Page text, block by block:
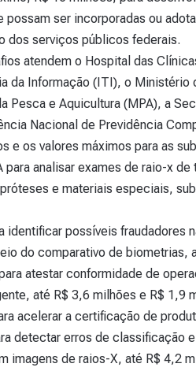
possam ser incorporadas ou
dos serviços públicos federais.
atendem o Hospital das
da Informação (ITI), o Ministério
Pesca e Aquicultura (MPA), a
Nacional de Previdência
e os valores máximos para as
para analisar exames de raio-x
e materiais especiais,
identificar possíveis fraudadores
do comparativo de biometrias,
atestar conformidade de
até R$ 3,6 milhões e R$ 1,9
acelerar a certificação de
detectar erros de classificação
imagens de raios-X, até R$ 4,2